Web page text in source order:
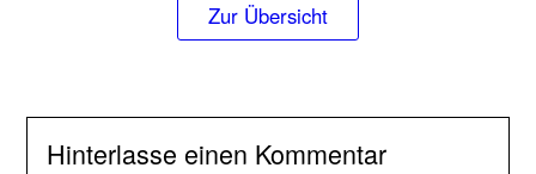
Zur Übersicht
Hinterlasse einen Kommentar